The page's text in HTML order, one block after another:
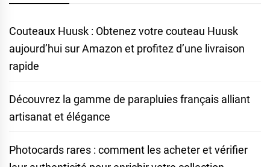
Couteaux Huusk : Obtenez votre couteau Huusk
aujourd’hui sur Amazon et profitez d’une livraison
rapide
Découvrez la gamme de parapluies français alliant
artisanat et élégance
Photocards rares : comment les acheter et vérifier